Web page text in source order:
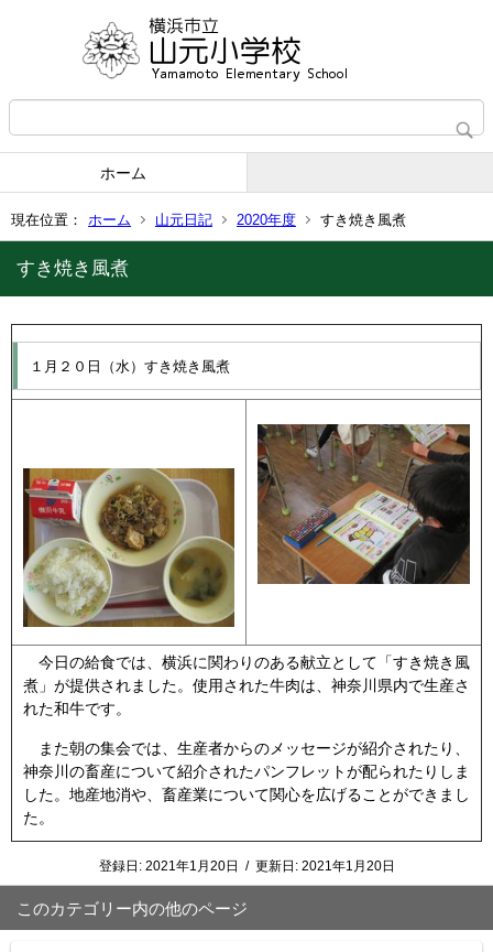
ホーム
現在位置： ホーム 山元日記 2020年度 すき焼き風煮
すき焼き風煮
１月２０日（水）すき焼き風煮
今日の給食では、横浜に関わりのある献立として「すき焼き風
煮」が提供されました。使用された牛肉は、神奈川県内で生産さ
れた和牛です。
また朝の集会では、生産者からのメッセージが紹介されたり、
神奈川の畜産について紹介されたパンフレットが配られたりしま
した。地産地消や、畜産業について関心を広げることができまし
た。
登録日: 2021年1月20日 / 更新日: 2021年1月20日
このカテゴリー内の他のページ